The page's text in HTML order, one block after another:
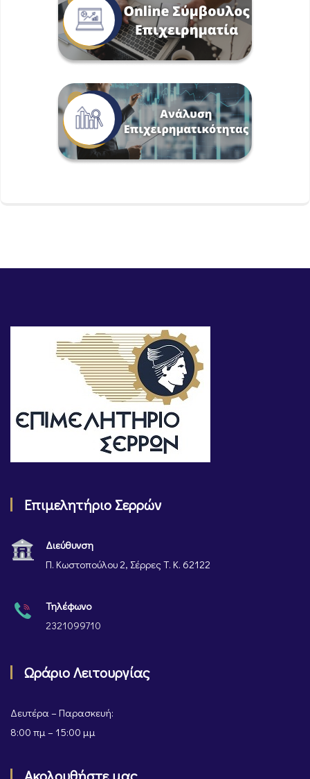
Επιμελητήριο Σερρών
Διεύθυνση
Π. Κωστοπούλου 2, Σέρρες Τ. Κ. 62122
Τηλέφωνο
2321099710
Ωράριο Λειτουργίας
Δευτέρα – Παρασκευή:
8:00 πμ – 15:00 μμ